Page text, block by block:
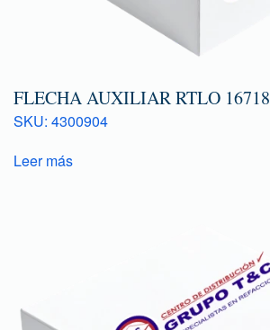
FLECHA AUXILIAR RTLO 16718
SKU: 4300904
Leer más